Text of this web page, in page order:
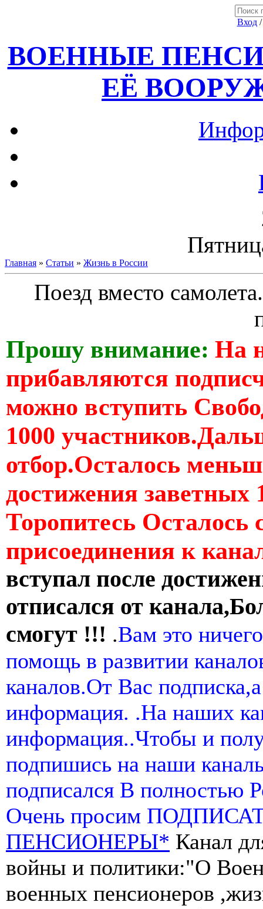
Вход
ВОЕННЫЕ
ЕЁ
Главная » Статьи » Жизнь в России
Поезд вместо
Прошу внимание: На
прибавляются
можно вступить
1000
отбор.Осталось
достижения заветных
Торопитесь Осталось
присоединения к
вступал после
отписался от
смогут !!! .Вам это
помощь в развитии
каналов.От Вас
информация. .На наших
информация..Чтобы и
подпишись на наши
подписался В полностью
Очень просим
ПЕНСИОНЕРЫ* Канал
войны и политики:"О
военных пенсионеров